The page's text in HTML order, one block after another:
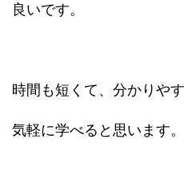
良いです。
時間も短くて、分かりや
気軽に学べると思います。